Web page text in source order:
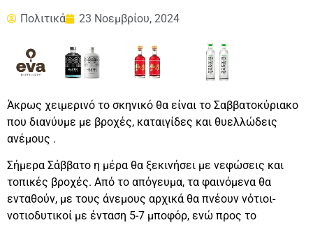
Πολιτικά 23 Νοεμβρίου, 2024
Άκρως χειμερινό το σκηνικό θα είναι το Σαββατοκύριακο
που διανύυμε με βροχές, καταιγίδες και θυελλώδεις
ανέμους .
Σήμερα Σάββατο η μέρα θα ξεκινήσει με νεφώσεις και
τοπικές βροχές. Από το απόγευμα, τα φαινόμενα θα
ενταθούν, με τους άνεμους αρχικά θα πνέουν νότιοι-
νοτιοδυτικοί με ένταση 5-7 μποφόρ, ενώ προς το